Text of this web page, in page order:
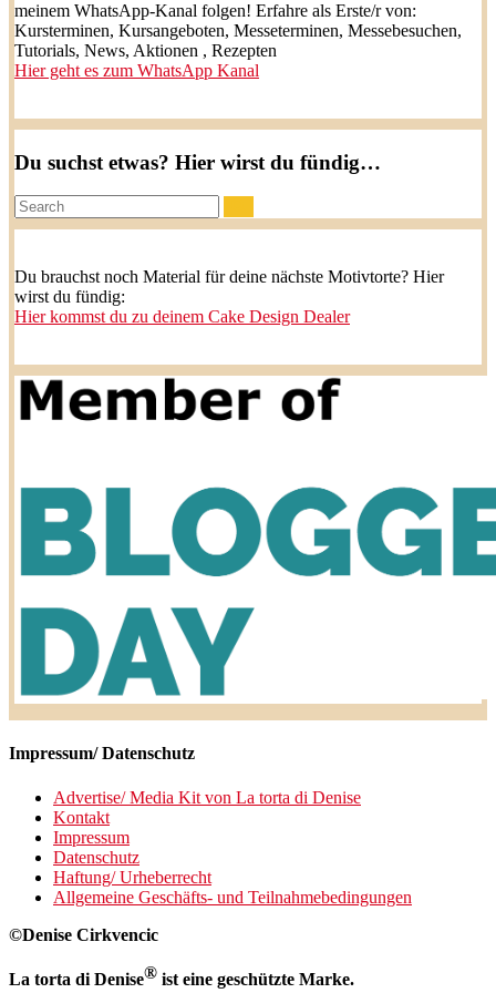
meinem WhatsApp-Kanal folgen! Erfahre als Erste/r von:
Kursterminen, Kursangeboten, Messeterminen, Messebesuchen,
Tutorials, News, Aktionen , Rezepten
Hier geht es zum WhatsApp Kanal
Du suchst etwas? Hier wirst du fündig…
Search:
Du brauchst noch Material für deine nächste Motivtorte? Hier
wirst du fündig:
Hier kommst du zu deinem Cake Design Dealer
Impressum/ Datenschutz
Advertise/ Media Kit von La torta di Denise
Kontakt
Impressum
Datenschutz
Haftung/ Urheberrecht
Allgemeine Geschäfts- und Teilnahmebedingungen
©Denise Cirkvencic
La torta di Denise® ist eine geschützte Marke.